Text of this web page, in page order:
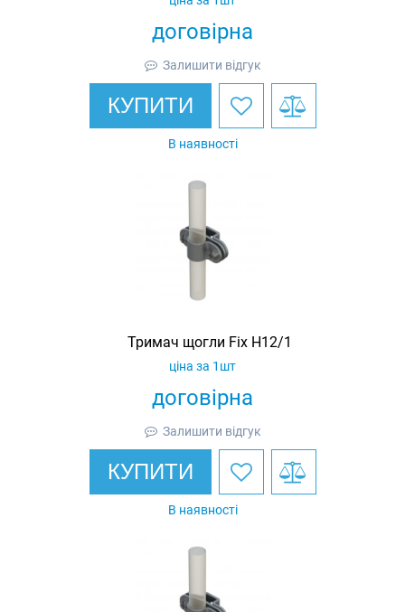
договірна
Залишити відгук
КУПИТИ
В наявності
Тримач щогли Fix H12/1
договірна
ціна за 1шт
Залишити відгук
КУПИТИ
В наявності